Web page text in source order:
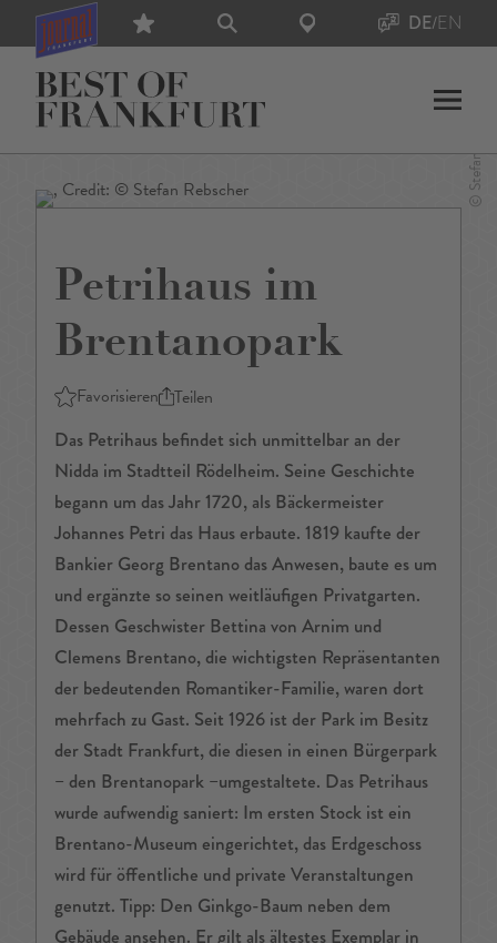
DE/EN
Petrihaus im
Brentanopark
Favorisieren Teilen
Das Petrihaus befindet sich unmittelbar an der
Nidda im Stadtteil Rödelheim. Seine Geschichte
begann um das Jahr 1720, als Bäckermeister
Johannes Petri das Haus erbaute. 1819 kaufte der
Bankier Georg Brentano das Anwesen, baute es um
und ergänzte so seinen weitläufigen Privatgarten.
Dessen Geschwister Bettina von Arnim und
Clemens Brentano, die wichtigsten Repräsentanten
der bedeutenden Romantiker-Familie, waren dort
mehrfach zu Gast. Seit 1926 ist der Park im Besitz
der Stadt Frankfurt, die diesen in einen Bürgerpark
– den Brentanopark –umgestaltete. Das Petrihaus
wurde aufwendig saniert: Im ersten Stock ist ein
Brentano-Museum eingerichtet, das Erdgeschoss
wird für öffentliche und private Veranstaltungen
genutzt. Tipp: Den Ginkgo-Baum neben dem
Gebäude ansehen. Er gilt als ältestes Exemplar in